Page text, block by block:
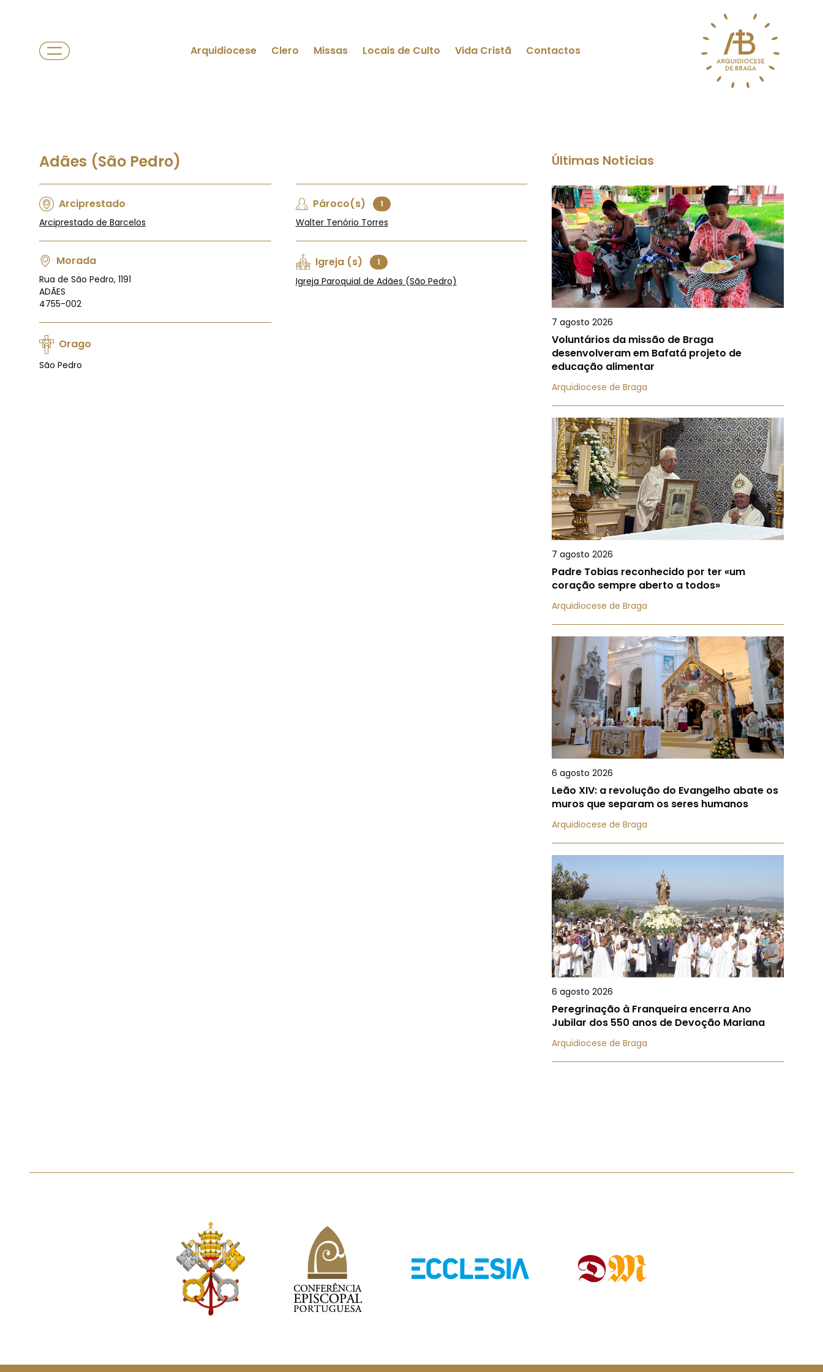
Arquidiocese Clero Missas Locais de Culto Vida Cristã Contactos
Adães (São Pedro)
Arciprestado
Arciprestado de Barcelos
Morada
Rua de São Pedro, 1191
ADÃES
4755-002
Orago
São Pedro
Pároco(s) 1
Walter Tenório Torres
Igreja (s) 1
Igreja Paroquial de Adães (São Pedro)
Últimas Notícias
7 agosto 2026
Voluntários da missão de Braga
desenvolveram em Bafatá projeto de
educação alimentar
Arquidiocese de Braga
7 agosto 2026
Padre Tobias reconhecido por ter «um
coração sempre aberto a todos»
Arquidiocese de Braga
6 agosto 2026
Leão XIV: a revolução do Evangelho abate os
muros que separam os seres humanos
Arquidiocese de Braga
6 agosto 2026
Peregrinação à Franqueira encerra Ano
Jubilar dos 550 anos de Devoção Mariana
Arquidiocese de Braga